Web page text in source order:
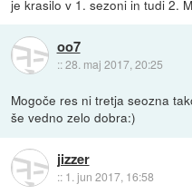
je krasilo v 1. sezoni in tudi 2.
oo7
::28. maj 2017, 20:25
Mogoče res ni tretja seozna
še vedno zelo dobra:)
jizzer
:: 1. jun 2017, 16:58